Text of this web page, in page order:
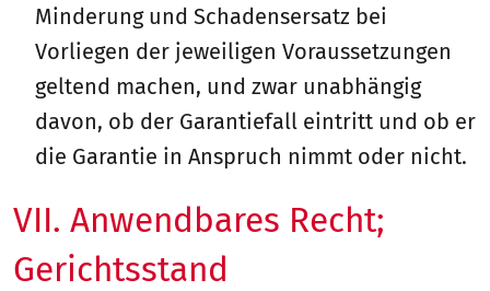
Minderung und Schadensersatz bei
Vorliegen der jeweiligen Voraussetzungen
geltend machen, und zwar unabhängig
davon, ob der Garantiefall eintritt und ob er
die Garantie in Anspruch nimmt oder nicht.
VII. Anwendbares Recht;
Gerichtsstand